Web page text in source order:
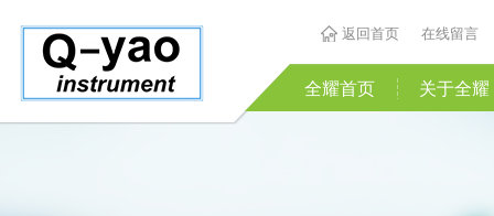
返回首页 在线留言
全耀首页 关于全耀